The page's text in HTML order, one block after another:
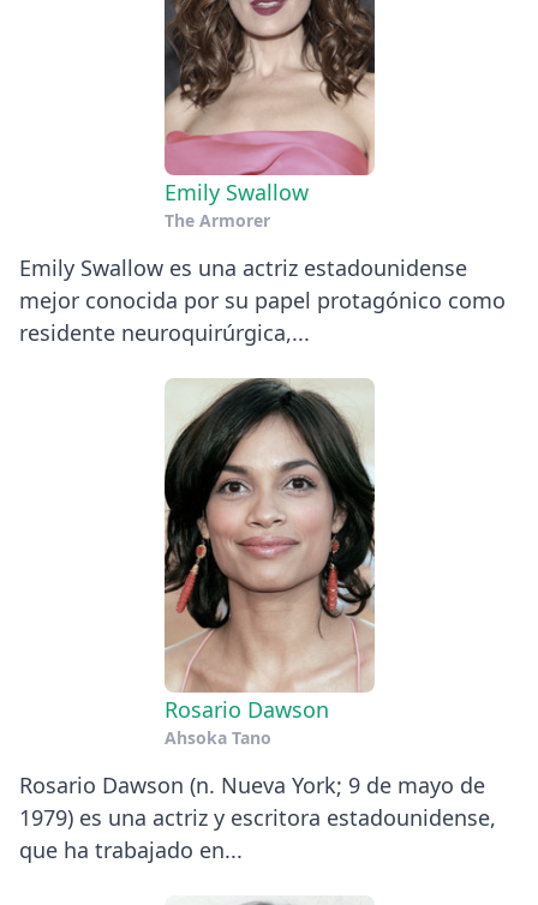
Emily Swallow
The Armorer
Emily Swallow es una actriz estadounidense
mejor conocida por su papel protagónico como
residente neuroquirúrgica,...
Rosario Dawson
Ahsoka Tano
Rosario Dawson (n. Nueva York; 9 de mayo de
1979) es una actriz y escritora estadounidense,
que ha trabajado en...